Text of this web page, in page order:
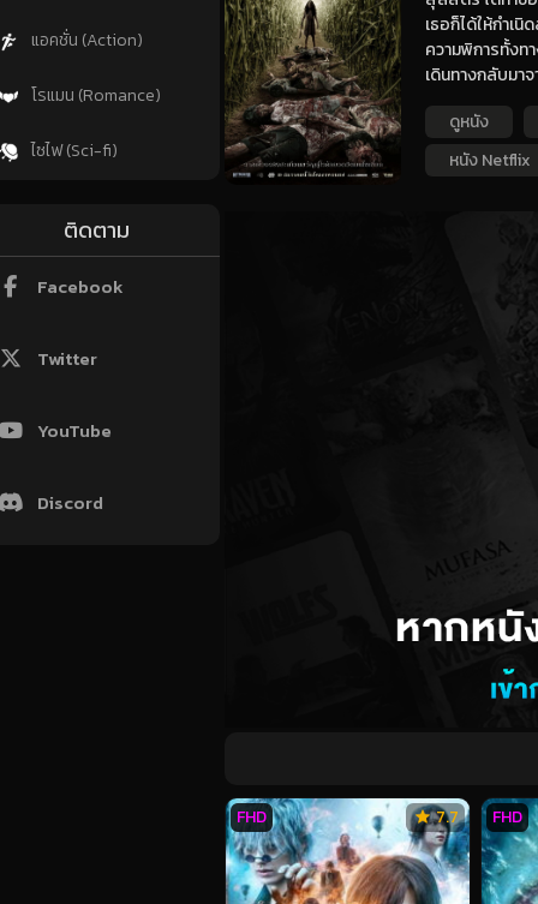
แอคชั่น (Action)
โรแมน (Romance)
ไซไฟ (Sci-fi)
ติดตาม
Facebook
Twitter
YouTube
Discord
เธอก็ได้ให้กำเ
ความพิการทั้งท
เดินทางกลับมา
ดูหนัง
หนัง Netflix
7.7
FHD FHD